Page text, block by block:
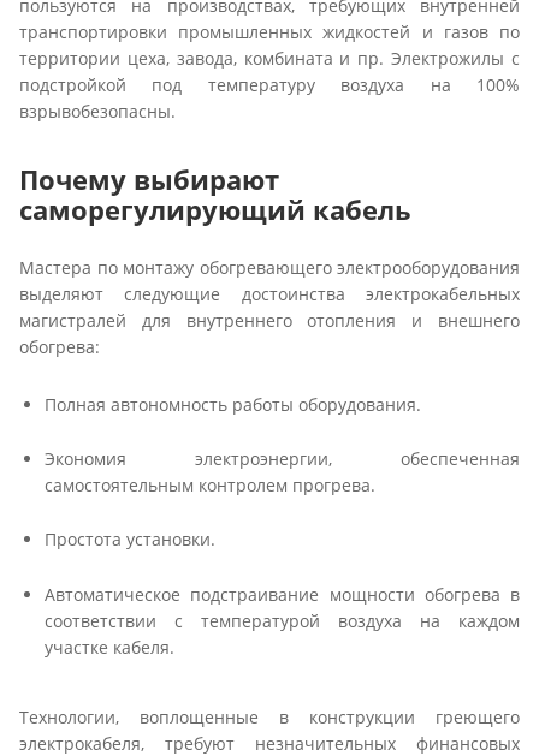
пользуются на производствах, требующих внутренней
транспортировки промышленных жидкостей и газов по
территории цеха, завода, комбината и пр. Электрожилы с
подстройкой под температуру воздуха на 100%
взрывобезопасны.
Почему выбирают
саморегулирующий кабель
Мастера по монтажу обогревающего электрооборудования
выделяют следующие достоинства электрокабельных
магистралей для внутреннего отопления и внешнего
обогрева:
Полная автономность работы оборудования.
Экономия электроэнергии, обеспеченная
самостоятельным контролем прогрева.
Простота установки.
Автоматическое подстраивание мощности обогрева в
соответствии с температурой воздуха на каждом
участке кабеля.
Технологии, воплощенные в конструкции греющего
электрокабеля, требуют незначительных финансовых